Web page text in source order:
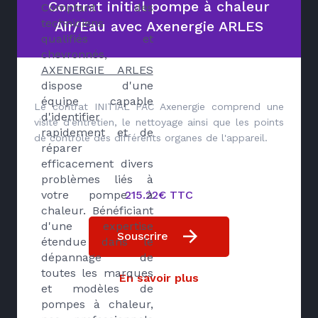
Comptant des
techniciens
qualifiés et
chevronnés,
AXENERGIE ARLES
dispose d'une
équipe capable
d'identifier
rapidement et de
réparer
efficacement divers
problèmes liés à
votre pompe à
chaleur. Bénéficiant
d'une expertise
étendue dans le
dépannage de
toutes les marques
et modèles de
pompes à chaleur,
Contrat initial pompe à chaleur
Air/Eau avec Axenergie ARLES
Le contrat INITIAL PAC Axenergie comprend une
visite d'entretien, le nettoyage ainsi que les points
de contrôle des différents organes de l'appareil.
215.22€ TTC
Souscrire
En savoir plus